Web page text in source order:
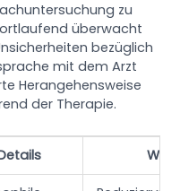
zu
überwacht
bezüglich
mit dem Arzt
Herangehensweise
der Therapie.